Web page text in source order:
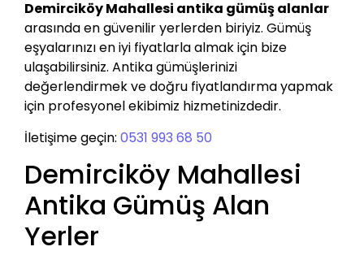
Demirciköy Mahallesi antika gümüş alanlar
arasında en güvenilir yerlerden biriyiz. Gümüş
eşyalarınızı en iyi fiyatlarla almak için bize
ulaşabilirsiniz. Antika gümüşlerinizi
değerlendirmek ve doğru fiyatlandırma yapmak
için profesyonel ekibimiz hizmetinizdedir.
İletişime geçin: 0531 993 68 50
Demirciköy Mahallesi
Antika Gümüş Alan
Yerler